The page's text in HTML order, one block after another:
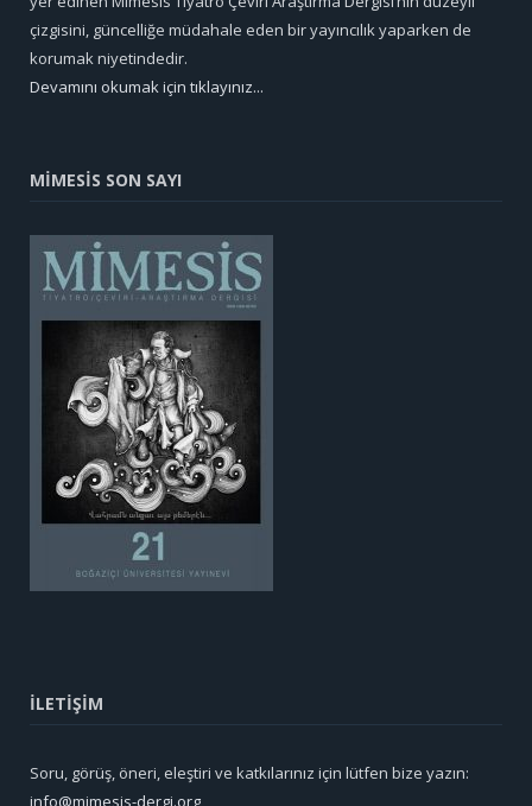
çizgisini, güncelliğe müdahale eden bir yayıncılık yaparken de
korumak niyetindedir.
Devamını okumak için tıklayınız...
MİMESİS SON SAYI
İLETİŞİM
Soru, görüş, öneri, eleştiri ve katkılarınız için lütfen bize yazın: